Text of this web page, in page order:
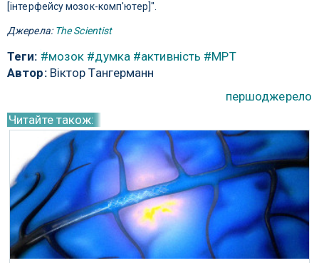
[інтерфейсу мозок-комп'ютер]".
Джерела: The Scientist
Теги: #мозок #думка #активність #МРТ
Автор:Віктор Тангерманн
першоджерело
Читайте також: